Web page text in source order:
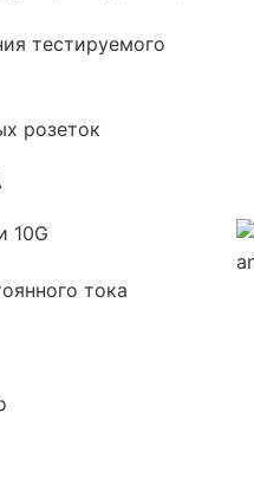
тестируемого
розеток
10G
тока